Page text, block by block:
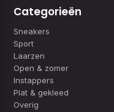
Categorieën
Sneakers
Sport
Laarzen
Open & zomer
Instappers
Plat & gekleed
Overig